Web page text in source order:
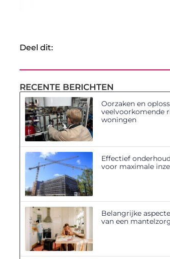
Deel dit:
RECENTE BERICHTEN
Oorzaken en
veelvoorkomende
woningen
Effectief
voor maximale
Belangrijke
van een